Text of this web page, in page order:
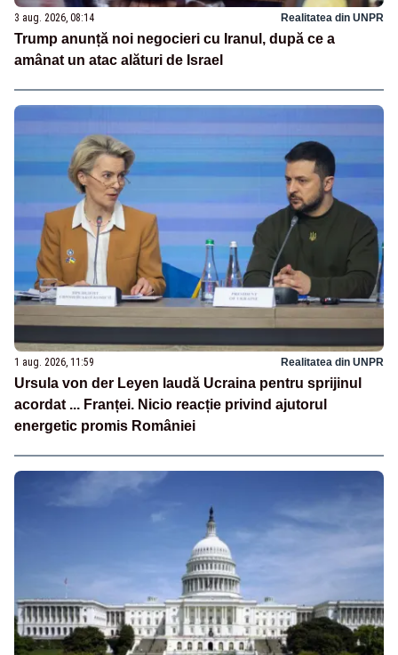
3 aug. 2026, 08:14 Realitatea din UNPR
Trump anunță noi negocieri cu Iranul, după ce a
amânat un atac alături de Israel
1 aug. 2026, 11:59 Realitatea din UNPR
Ursula von der Leyen laudă Ucraina pentru sprijinul
acordat ... Franței. Nicio reacție privind ajutorul
energetic promis României